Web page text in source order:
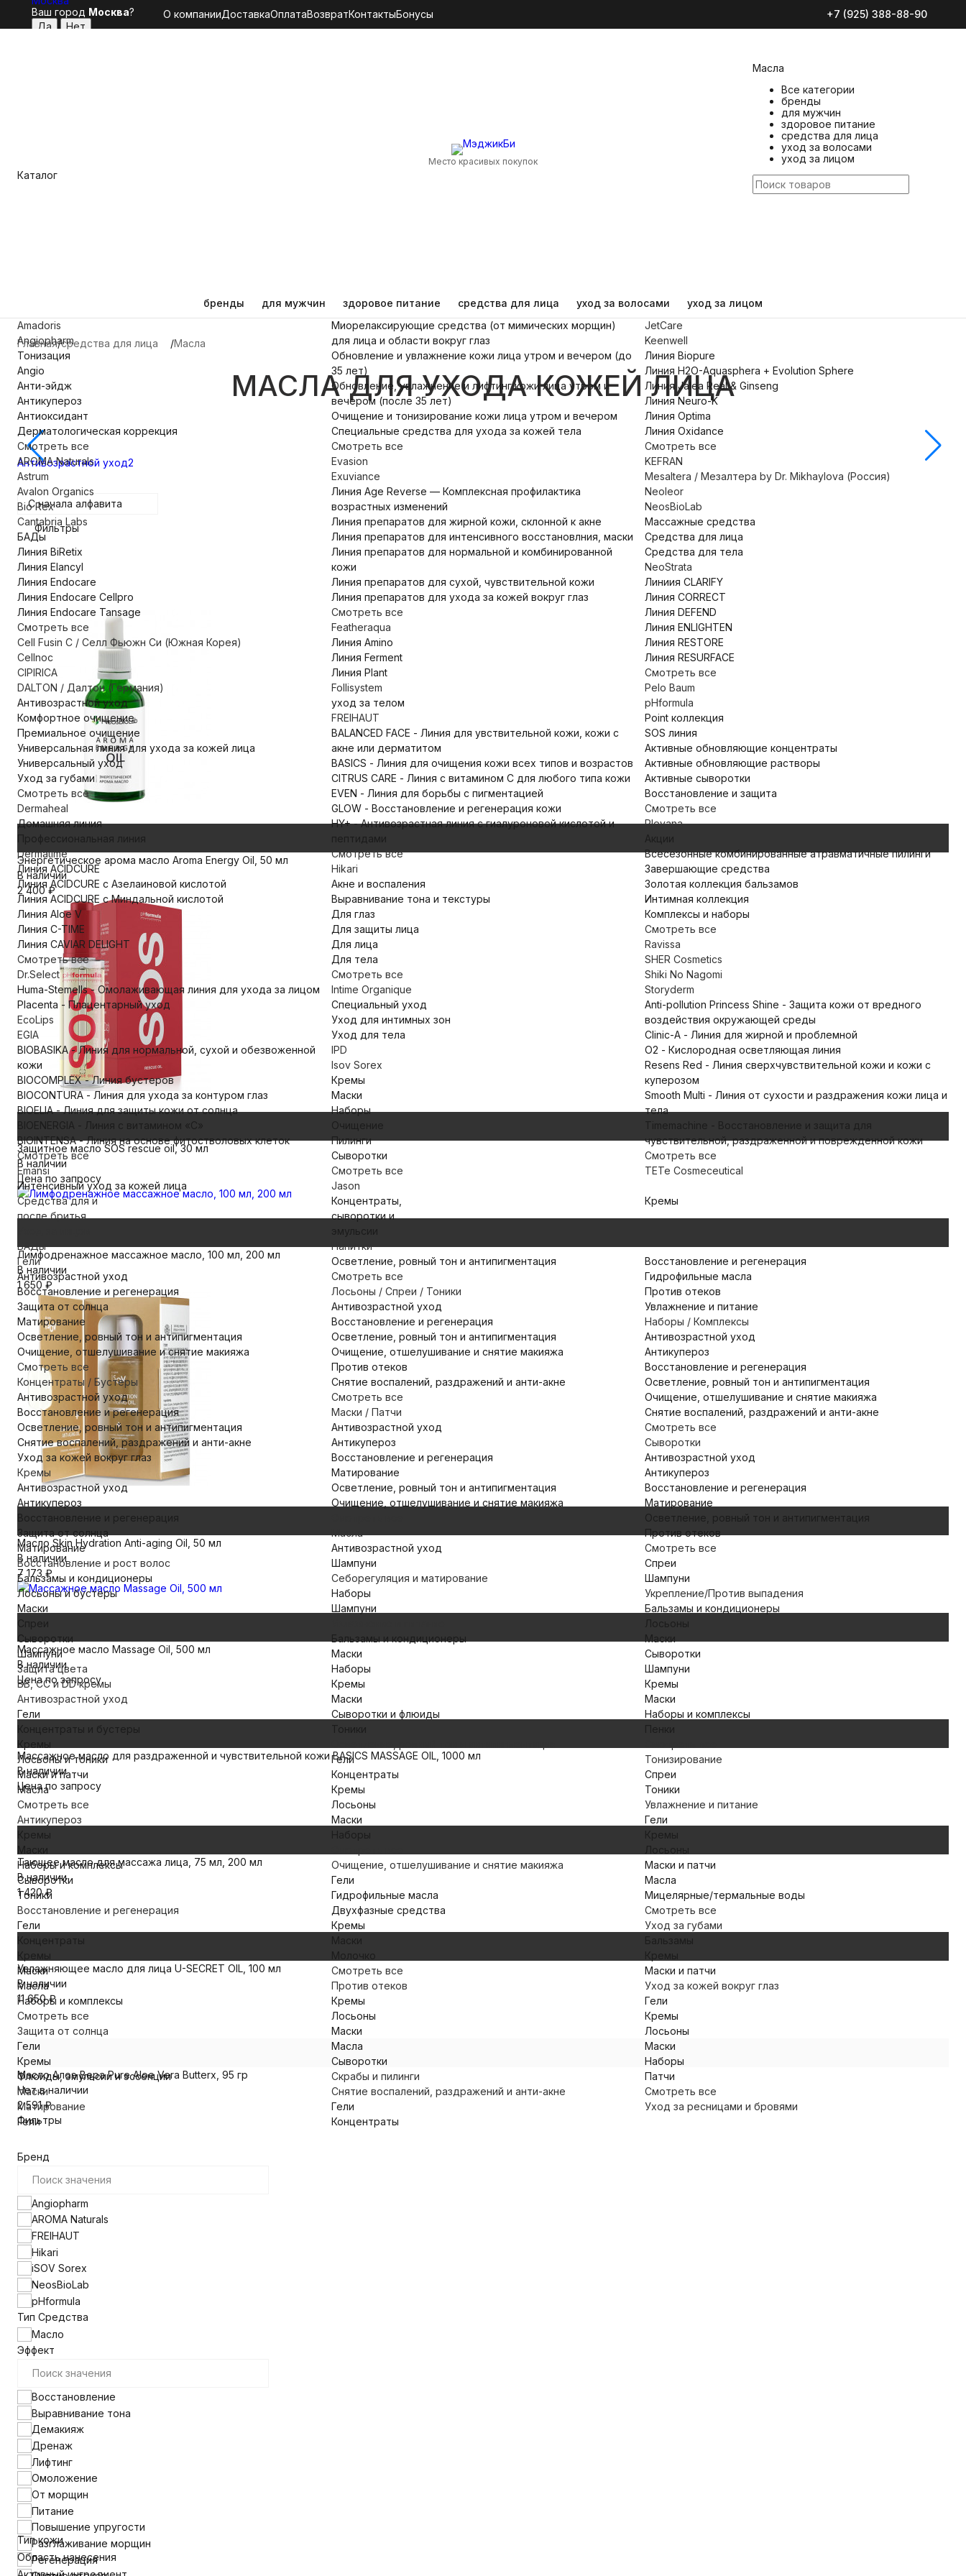
Ваш город Москва? О компанииДоставкаОплатаВозвратКонтактыБонусы +7 (925) 388-88-90
Каталог
Место красивых покупок
Масла
Все категории
бренды
для мужчин
здоровое питание
средства для лица
уход за волосами
уход за лицом
бренды для мужчин здоровое питание средства для лица уход за волосами
уход за лицом
Amadoris
Angiopharm
Тонизация
Angio
Анти-эйдж
Антикупероз
Антиоксидант
Дерматологическая коррекция
Смотреть все
AROMA Naturals
Astrum
Avalon Organics
Bio Rex
Cantabria Labs
БАДы
Линия BiRetix
Линия Elancyl
Линия Endocare
Линия Endocare Cellpro
Линия Endocare Tansage
Смотреть все
Cell Fusin C / Селл Фьюжн Си (Южная Корея)
Cellnoc
CIPIRICA
DALTON / Далтон (Германия)
Антивозрастной уход
Комфортное очищение
Премиальное очищение
Универсальная линия для ухода за кожей лица
Универсальный уход
Уход за губами
Смотреть все
Dermaheal
Домашняя линия
Профессиональная линия
Dermatime
Линия ACIDCURE
Линия ACIDCURE с Азелаиновой кислотой
Линия ACIDCURE с Миндальной кислотой
Линия Aloe V
Линия C-TIME
Линия CAVIAR DELIGHT
Смотреть все
Dr.Select
Huma-Stemells - Омолаживающая линия для ухода за лицом
Placenta - Плацентарный уход
EcoLips
EGIA
BIOBASIKA - Линия для нормальной, сухой и обезвоженной
кожи
BIOCOMPLEX - Линия бустеров
BIOCONTURA - Линия для ухода за контуром глаз
BIOELIA - Линия для защиты кожи от солнца
BIOENERGIA - Линия с витамином «С»
BIOINTENSA - Линия на основе фитостволовых клеток
Смотреть все
Emansi
Интенсивный уход за кожей лица
Миорелаксирующие средства (от мимических морщин)
для лица и области вокруг глаз
Обновление и увлажнение кожи лица утром и вечером (до
35 лет)
Обновление, увлажнение и лифтинг кожи лица утром и
вечером (после 35 лет)
Очищение и тонизирование кожи лица утром и вечером
Специальные средства для ухода за кожей тела
Смотреть все
Evasion
Exuviance
Линия Age Reverse — Комплексная профилактика
возрастных изменений
Линия препаратов для жирной кожи, склонной к акне
Линия препаратов для интенсивного восстановлния, маски
Линия препаратов для нормальной и комбинированной
кожи
Линия препаратов для сухой, чувствительной кожи
Линия препаратов для ухода за кожей вокруг глаз
Смотреть все
Featheraqua
Линия Amino
Линия Ferment
Линия Plant
Follisystem
уход за телом
FREIHAUT
BALANCED FACE - Линия для увствительной кожи, кожи с
акне или дерматитом
BASICS - Линия для очищения кожи всех типов и возрастов
CITRUS CARE - Линия с витамином С для любого типа кожи
EVEN - Линия для борьбы с пигментацией
GLOW - Восстановление и регенерация кожи
HY+ - Антивозрастная линия с гиалуроновой кислотой и
пептидами
Смотреть все
Hikari
Акне и воспаления
Выравнивание тона и текстуры
Для глаз
Для защиты лица
Для лица
Для тела
Смотреть все
Intime Organique
Специальный уход
Уход для интимных зон
Уход для тела
IPD
Isov Sorex
Кремы
Маски
Наборы
Очищение
Пилинги
Сыворотки
Смотреть все
Jason
JetCare
Keenwell
Линия Biopure
Линия H2O-Aquasphera + Evolution Sphere
Линия Jalea Real & Ginseng
Линия Neuro-K
Линия Optima
Линия Oxidance
Смотреть все
KEFRAN
Mesaltera / Мезалтера by Dr. Mikhaylova (Россия)
Neoleor
NeosBioLab
Массажные средства
Средства для лица
Средства для тела
NeoStrata
Линиия CLARIFY
Линия CORRECT
Линия DEFEND
Линия ENLIGHTEN
Линия RESTORE
Линия RESURFACE
Смотреть все
Pelo Baum
pHformula
Point коллекция
SOS линия
Активные обновляющие концентраты
Активные обновляющие растворы
Активные сыворотки
Восстановление и защита
Смотреть все
Pleyana
Акции
Всесезонные комбинированные атравматичные пилинги
Завершающие средства
Золотая коллекция бальзамов
Интимная коллекция
Комплексы и наборы
Смотреть все
Ravissa
SHER Cosmetics
Shiki No Nagomi
Storyderm
Anti-pollution Princess Shine - Защита кожи от вредного
воздействия окружающей среды
Clinic-A - Линия для жирной и проблемной
O2 - Кислородная осветляющая линия
Resens Red - Линия сверхчувствительной кожи и кожи с
куперозом
Smooth Multi - Линия от сухости и раздражения кожи лица и
тела
Timemachine - Восстановление и защита для
чувствительной, раздраженной и поврежденной кожи
Смотреть все
TETe Cosmeceutical
Средства для и
после бритья
Концентраты,
сыворотки и
эмульсии
Кремы
БАДы
Напитки
Гели
Антивозрастной уход
Восстановление и регенерация
Защита от солнца
Матирование
Осветление, ровный тон и антипигментация
Очищение, отшелушивание и снятие макияжа
Смотреть все
Концентраты / Бустеры
Антивозрастной уход
Восстановление и регенерация
Осветление, ровный тон и антипигментация
Снятие воспалений, раздражений и анти-акне
Уход за кожей вокруг глаз
Кремы
Антивозрастной уход
Антикупероз
Восстановление и регенерация
Защита от солнца
Матирование
Осветление, ровный тон и антипигментация
Смотреть все
Лосьоны / Спреи / Тоники
Антивозрастной уход
Восстановление и регенерация
Осветление, ровный тон и антипигментация
Очищение, отшелушивание и снятие макияжа
Против отеков
Снятие воспалений, раздражений и анти-акне
Смотреть все
Маски / Патчи
Антивозрастной уход
Антикупероз
Восстановление и регенерация
Матирование
Осветление, ровный тон и антипигментация
Очищение, отшелушивание и снятие макияжа
Масла
Антивозрастной уход
Восстановление и регенерация
Гидрофильные масла
Против отеков
Увлажнение и питание
Наборы / Комплексы
Антивозрастной уход
Антикупероз
Восстановление и регенерация
Осветление, ровный тон и антипигментация
Очищение, отшелушивание и снятие макияжа
Снятие воспалений, раздражений и анти-акне
Смотреть все
Сыворотки
Антивозрастной уход
Антикупероз
Восстановление и регенерация
Матирование
Осветление, ровный тон и антипигментация
Против отеков
Смотреть все
Восстановление и рост волос
Бальзамы и кондиционеры
Лосьоны и бустеры
Маски
Спреи
Сыворотки
Шампуни
Защита цвета
Шампуни
Себорегуляция и матирование
Наборы
Шампуни
Бальзамы и кондиционеры
Маски
Наборы
Спреи
Шампуни
Укрепление/Против выпадения
Бальзамы и кондиционеры
Лосьоны
Маски
Сыворотки
Шампуни
BB, CC и DD кремы
Антивозрастной уход
Гели
Концентраты и бустеры
Кремы
Лосьоны и тоники
Маски и патчи
Масла
Смотреть все
Антикупероз
Кремы
Маски
Наборы и комплексы
Сыворотки
Тоники
Восстановление и регенерация
Гели
Концентраты
Кремы
Маски
Масла
Наборы и комплексы
Смотреть все
Защита от солнца
Гели
Кремы
Флюиды, эмульсии и эссенции
Маски
Матирование
Гели
Кремы
Маски
Сыворотки и флюиды
Тоники
Гели
Концентраты
Кремы
Лосьоны
Маски
Наборы
Очищение, отшелушивание и снятие макияжа
Гели
Гидрофильные масла
Двухфазные средства
Кремы
Маски
Молочко
Смотреть все
Против отеков
Кремы
Лосьоны
Маски
Масла
Сыворотки
Скрабы и пилинги
Снятие воспалений, раздражений и анти-акне
Гели
Концентраты
Кремы
Маски
Наборы и комплексы
Пенки
Тонизирование
Спреи
Тоники
Увлажнение и питание
Гели
Кремы
Лосьоны
Маски и патчи
Масла
Мицелярные/термальные воды
Смотреть все
Уход за губами
Бальзамы
Кремы
Маски и патчи
Уход за кожей вокруг глаз
Гели
Кремы
Лосьоны
Маски
Наборы
Патчи
Смотреть все
Уход за ресницами и бровями
уход за волосами
Главная средства для лица Масла
МАСЛА ДЛЯ УХОДА КОЖЕЙ ЛИЦА
Антивозрастной уход2
C начала алфавита
Фильтры
Энергетическое арома масло Aroma Energy Oil, 50 мл
В наличии
2 400 ₽
Защитное масло SOS rescue oil, 30 мл
В наличии
Цена по запросу
Лимфодренажное массажное масло, 100 мл, 200 мл
В наличии
1 650 ₽
Масло Skin Hydration Anti-aging Oil, 50 мл
В наличии
7 173 ₽
Массажное масло Massage Oil, 500 мл
В наличии
Цена по запросу
Массажное масло для раздраженной и чувствительной кожи BASICS MASSAGE OIL, 1000 мл
В наличии
Цена по запросу
Тающее масло для массажа лица, 75 мл, 200 мл
В наличии
1 420 ₽
Увлажняющее масло для лица U-SECRET OIL, 100 мл
В наличии
11 650 ₽
Масло Алоэ Вера Pure Aloe Vera Butterx, 95 гр
Нет в наличии
2 591 ₽
Фильтры
Бренд
Angiopharm
AROMA Naturals
FREIHAUT
Hikari
iSOV Sorex
NeosBioLab
pHformula
Тип Средства
Масло
Эффект
Восстановление
Выравнивание тона
Демакияж
Дренаж
Лифтинг
Омоложение
От морщин
Питание
Повышение упругости
Разглаживание морщин
Регенерация
Тип кожи
Область нанесения